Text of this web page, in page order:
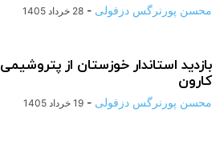
محسن پورنرگس دزفولی - 28 خرداد 1405
بازدید استاندار خوزستان از پتروشیمی
کارون
محسن پورنرگس دزفولی - 19 خرداد 1405